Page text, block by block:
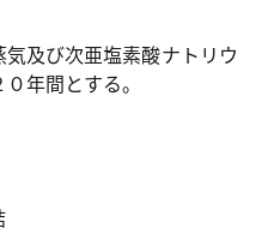
及び次亜塩素酸ナトリウ
年間とする。